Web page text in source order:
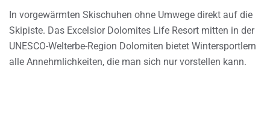
In vorgewärmten Skischuhen ohne Umwege direkt auf die
Skipiste. Das Excelsior Dolomites Life Resort mitten in der
UNESCO-Welterbe-Region Dolomiten bietet Wintersportlern
alle Annehmlichkeiten, die man sich nur vorstellen kann.